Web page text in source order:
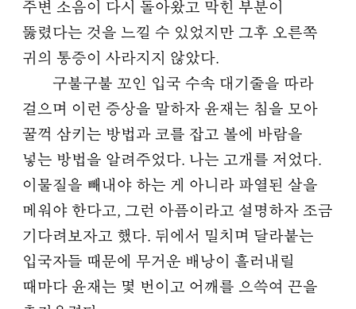
주변 소음이 다시 돌아왔고 막힌 부분이
뚫렸다는 것을 느낄 수 있었지만 그후 오른쪽
귀의 통증이 사라지지 않았다.
구불구불 꼬인 입국 수속 대기줄을 따라
걸으며 이런 증상을 말하자 윤재는 침을 모아
꿀꺽 삼키는 방법과 코를 잡고 볼에 바람을
넣는 방법을 알려주었다. 나는 고개를 저었다.
이물질을 빼내야 하는 게 아니라 파열된 살을
메워야 한다고, 그런 아픔이라고 설명하자 조금
기다려보자고 했다. 뒤에서 밀치며 달라붙는
입국자들 때문에 무거운 배낭이 흘러내릴
때마다 윤재는 몇 번이고 어깨를 으쓱여 끈을